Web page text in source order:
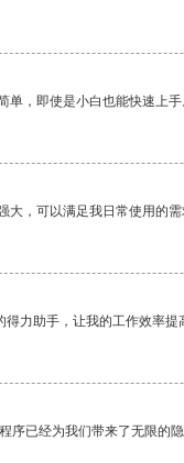
单，即使是小白也能快速上手
大，可以满足我日常使用的需
力助手，让我的工作效率提
序已经为我们带来了无限的隐